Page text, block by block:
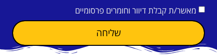
מאשר/ת קבלת דיוור וחומרים פרסומיים
שליחה